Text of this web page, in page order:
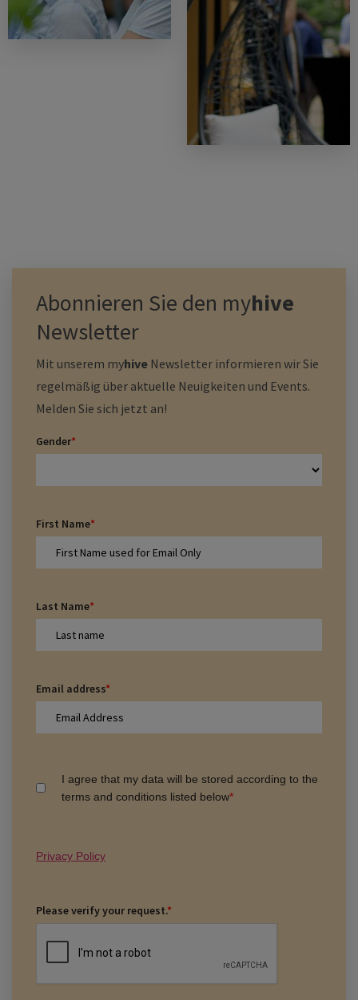
Abonnieren Sie den myhive
Newsletter
Mit unserem myhive Newsletter informieren wir Sie
regelmäßig über aktuelle Neuigkeiten und Events.
Melden Sie sich jetzt an!
Gender*
First Name*
Last Name*
Email address*
I agree that my data will be stored according to the
terms and conditions listed below*
Privacy Policy
Please verify your request.*